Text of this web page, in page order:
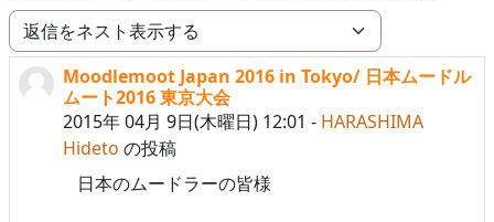
表示モード
Moodlemoot Japan 2016 in Tokyo/ 日本ムードル
ムート2016 東京大会
2015年 04月 9日(木曜日) 12:01 - HARASHIMA
Hideto の投稿
返信数: 0
日本のムードラーの皆様